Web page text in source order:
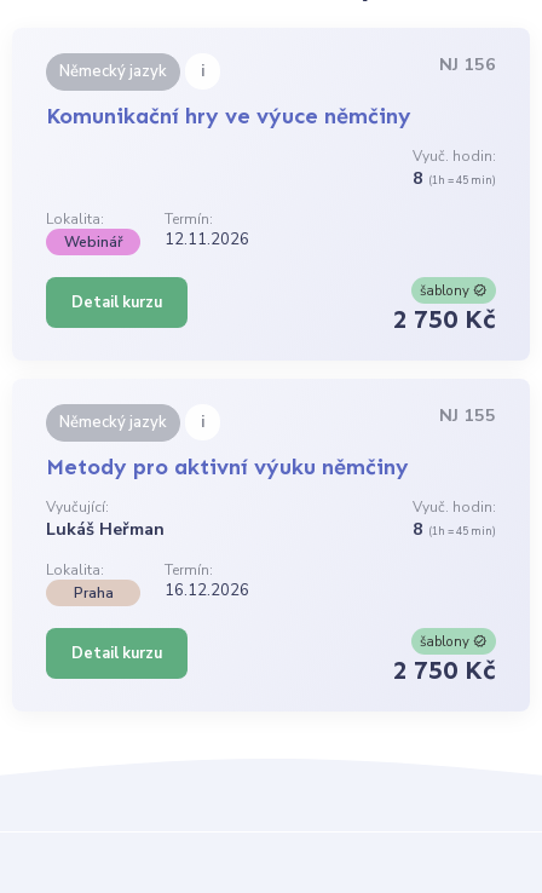
Německý jazyk i NJ 156
Komunikační hry ve výuce němčiny
Vyuč. hodin:
8 (1h = 45 min)
Lokalita:
Termín:
Webinář
12.11.2026
Detail kurzu
šablony
2 750 Kč
Německý jazyk i NJ 155
Metody pro aktivní výuku němčiny
Vyučující:
Lukáš Heřman
Vyuč. hodin:
8 (1h = 45 min)
Lokalita:
Termín:
Praha
16.12.2026
Detail kurzu
šablony
2 750 Kč